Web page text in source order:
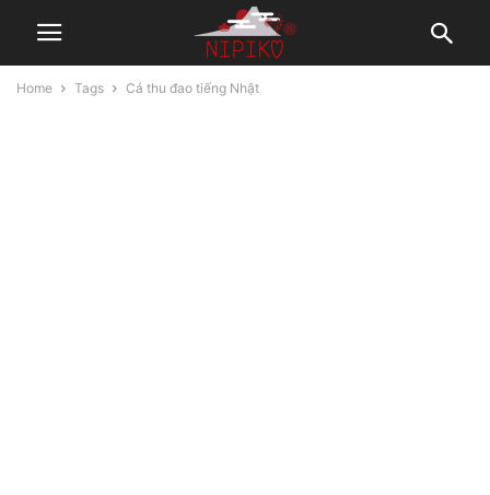
Home Tags Cá thu đao tiếng Nhật